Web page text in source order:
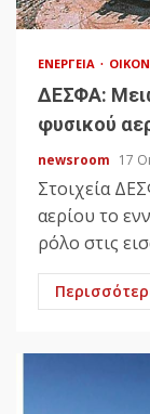
ΕΝΈΡΓΕΙΑ
ΔΕΣΦΑ:
φυσικού
newsroom 17
Στοιχεία
αερίου το
ρόλο στις